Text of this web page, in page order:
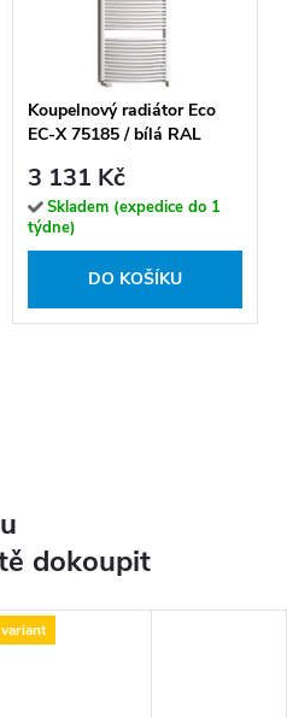
Koupelnový radiátor Eco
EC-X 75185 / bílá RAL
3 131 Kč
Skladem (expedice do 1
týdne)
DO KOŠÍKU
dokoupit